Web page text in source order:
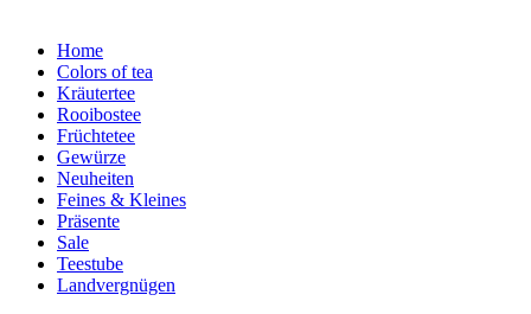
Home
Colors of tea
Kräutertee
Rooibostee
Früchtetee
Gewürze
Neuheiten
Feines & Kleines
Präsente
Sale
Teestube
Landvergnügen